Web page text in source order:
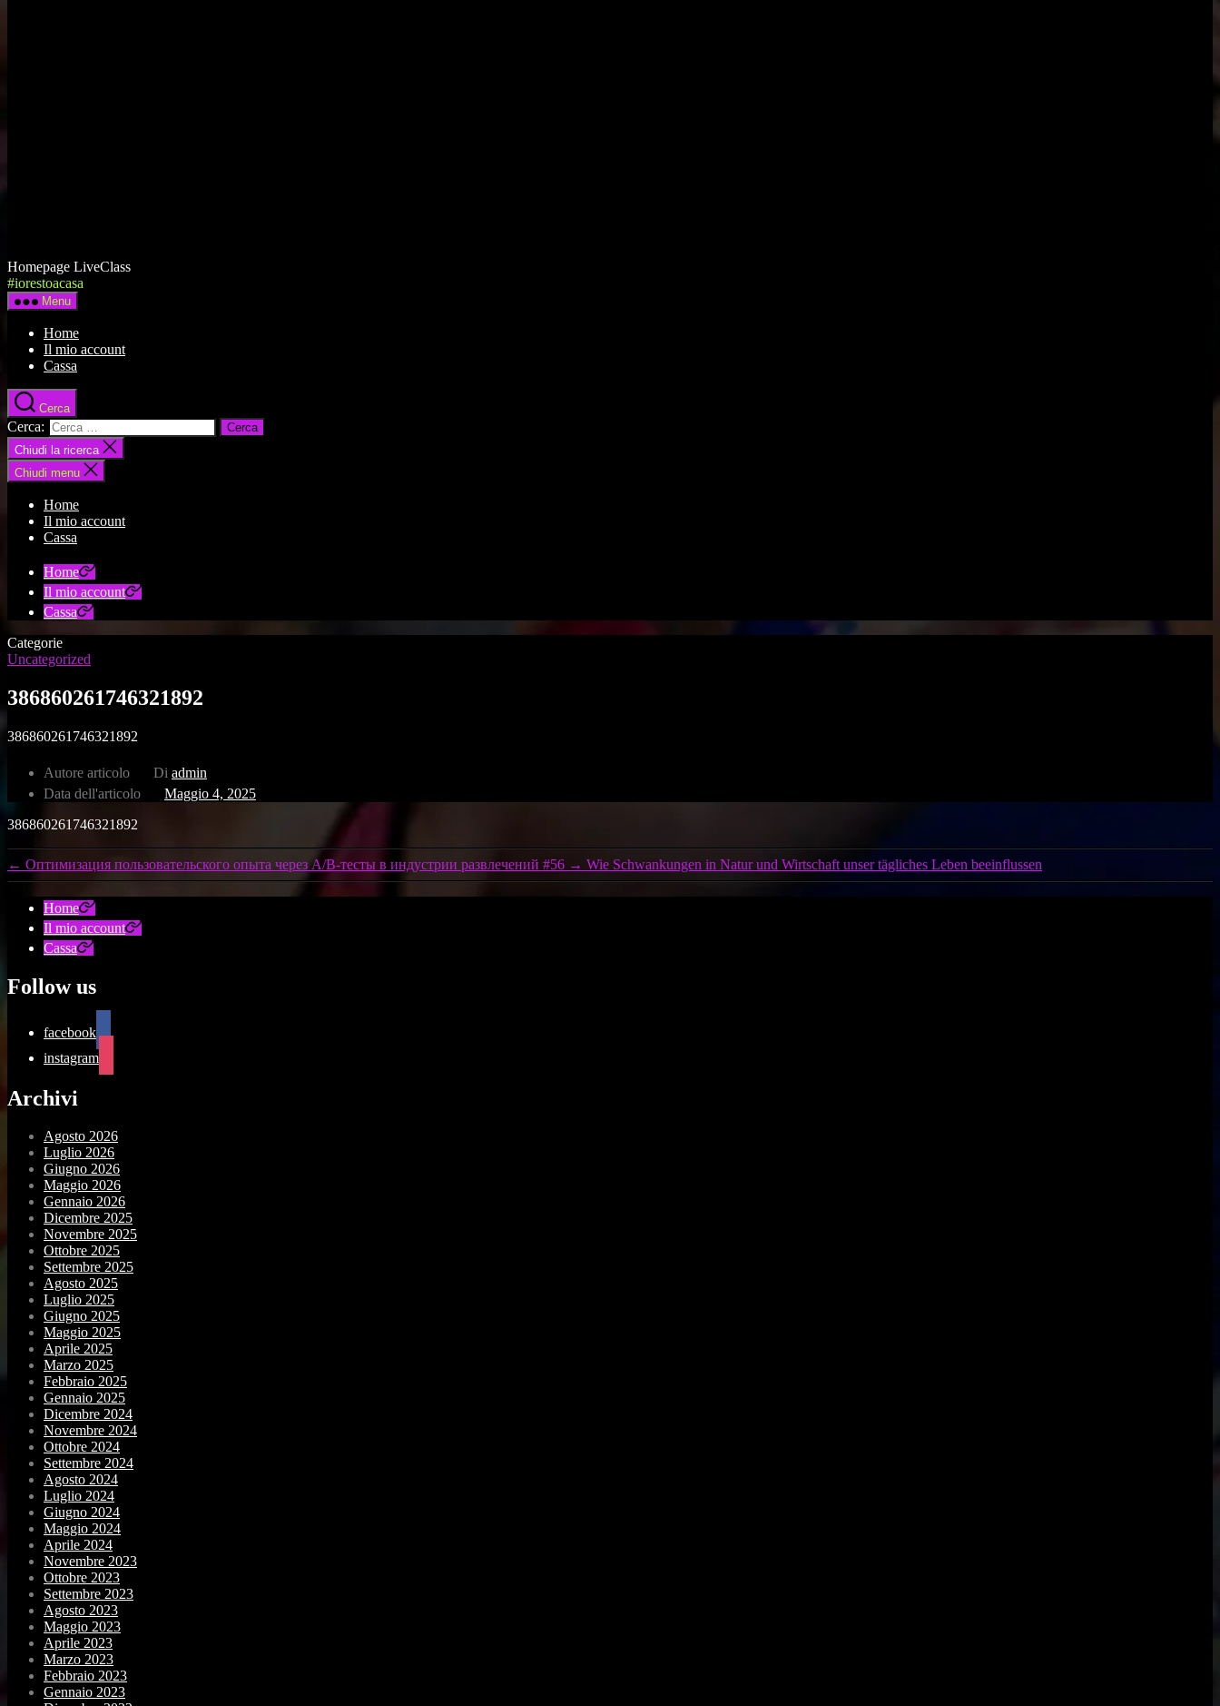
Homepage LiveClass
#iorestoacasa
Menu
Home
Il mio account
Cassa
Cerca
Cerca:
Chiudi la ricerca
Chiudi menu
Home
Il mio account
Cassa
Home
Il mio account
Cassa
Categorie
Uncategorized
386860261746321892
386860261746321892
Autore articolo Di admin
Data dell'articolo
Maggio 4, 2025
386860261746321892
← Оптимизация пользовательского опыта через A/B-тесты в индустрии развлечений #56 → Wie Schwankungen in Natur und Wirtschaft unser tägliches Leben beeinflussen
Home
Il mio account
Cassa
Follow us
facebook
instagram
Archivi
Agosto 2026
Luglio 2026
Giugno 2026
Maggio 2026
Gennaio 2026
Dicembre 2025
Novembre 2025
Ottobre 2025
Settembre 2025
Agosto 2025
Luglio 2025
Giugno 2025
Maggio 2025
Aprile 2025
Marzo 2025
Febbraio 2025
Gennaio 2025
Dicembre 2024
Novembre 2024
Ottobre 2024
Settembre 2024
Agosto 2024
Luglio 2024
Giugno 2024
Maggio 2024
Aprile 2024
Novembre 2023
Ottobre 2023
Settembre 2023
Agosto 2023
Maggio 2023
Aprile 2023
Marzo 2023
Febbraio 2023
Gennaio 2023